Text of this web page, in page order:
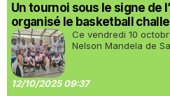
Un tournoi sous le signe de
organisé le basketball
Ce vendredi 10
Nelson Mandela de
12/10/2025 09:37